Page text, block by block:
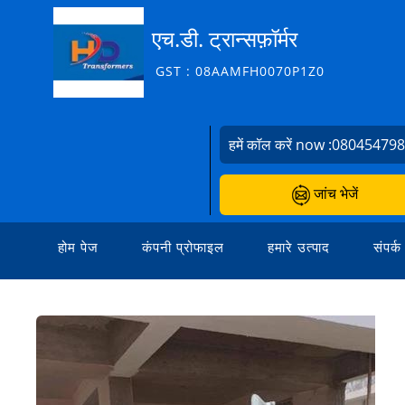
एच.डी. ट्रान्सफ़ॉर्मर
GST : 08AAMFH0070P1Z0
हमें कॉल करें now :
जांच भेजें
होम पेज कंपनी प्रोफाइल हमारे उत्पाद